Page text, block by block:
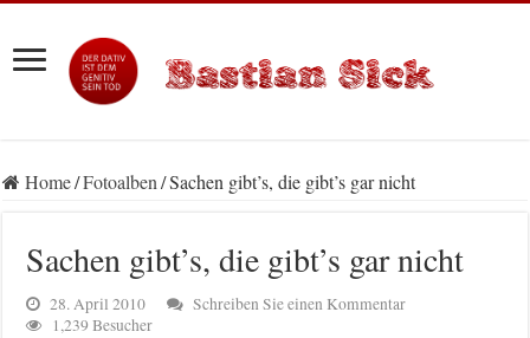
Home/Fotoalben/Sachen gibt’s, die gibt’s gar nicht
Sachen gibt’s, die gibt’s gar nicht
28. April 2010
Schreiben Sie einen Kommentar
1,239 Besucher